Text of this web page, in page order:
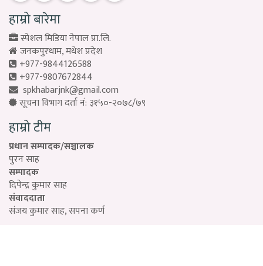
हाम्रो बारेमा
स्पेशल मिडिया नेपाल प्रा.लि.
जनकपुरधाम, मधेश प्रदेश
+977-9844126588
+977-9807672844
spkhabarjnk@gmail.com
सूचना विभाग दर्ता नं: ३१५०-२०७८/७९
हाम्रो टीम
प्रधान सम्पादक/सञ्चालक
पुरन साह
सम्पादक
दिपेन्द्र कुमार साह
संवाददाता
संजय कुमार साह, सपना कर्ण